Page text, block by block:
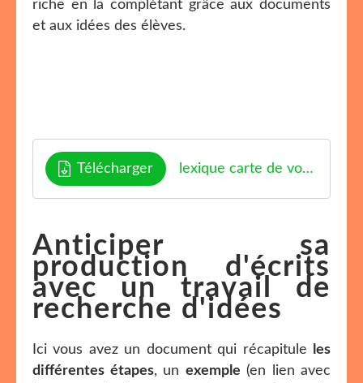
riche en la complétant grâce aux documents
et aux idées des élèves.
Télécharger lexique carte de voeux ENJOYCLASSROOM
Anticiper sa
production d'écrits
avec un travail de
recherche d'idées
Ici vous avez un document qui récapitule
les
différentes étapes, un exemple (en lien avec